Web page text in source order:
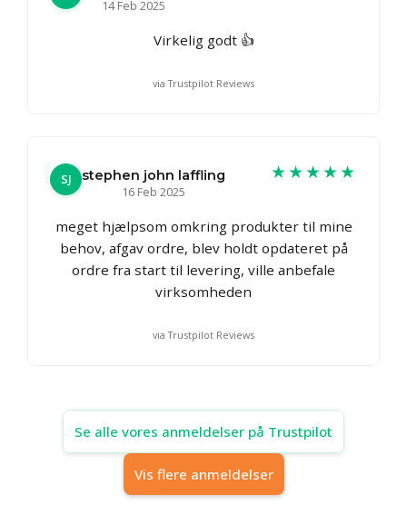
14 Feb 2025
Virkelig godt 👍
via Trustpilot Reviews
SJ
stephen john laffling
16 Feb 2025
★★★★★
meget hjælpsom omkring produkter til mine
behov, afgav ordre, blev holdt opdateret på
ordre fra start til levering, ville anbefale
virksomheden
via Trustpilot Reviews
Se alle vores anmeldelser på Trustpilot
Vis flere anmeldelser